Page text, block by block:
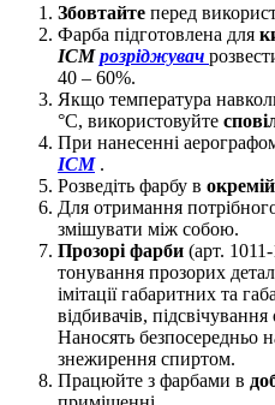
Збовтайте перед
Фарба підготовлена ​​для
ICMрозріджувач
40 – 60%.
Якщо температура
°C, використовуйте
При нанесенні
ICM.
Розведіть фарбу в окремій
Для отримання
змішувати між собою.
Прозорі фарби (арт.
тонування прозорих
імітації габаритних та
відбивачів,
Наносять безпосередньо
знежирення спиртом.
Працюйте з фарбами в